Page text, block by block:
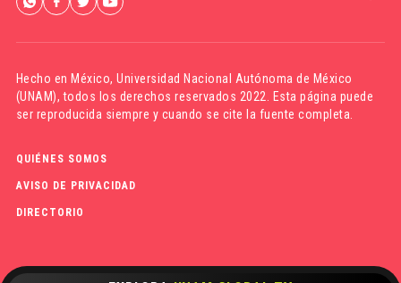
Hecho en México,Universidad Nacional Autónoma de México
(UNAM), todos los derechos reservados 2022. Esta página puede
ser reproducida siempre y cuando se cite la fuente completa.
QUIÉNES SOMOS
AVISO DE PRIVACIDAD
DIRECTORIO